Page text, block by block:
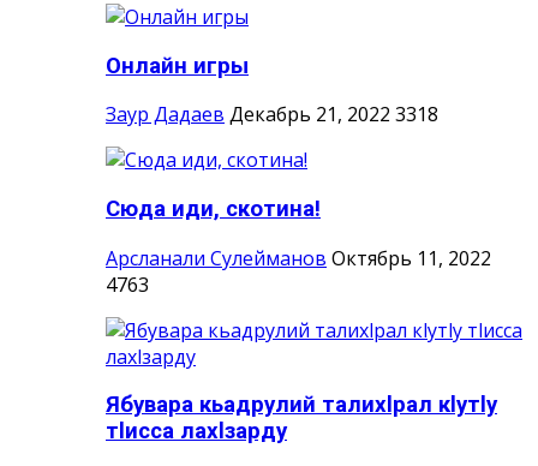
Онлайн игры
Заур Дадаев Декабрь 21, 2022 3318
Сюда иди, скотина!
Арсланали Сулейманов Октябрь 11, 2022
4763
Ябувара кьадрулий талихlрал кlутlу
тlисса лахlзарду